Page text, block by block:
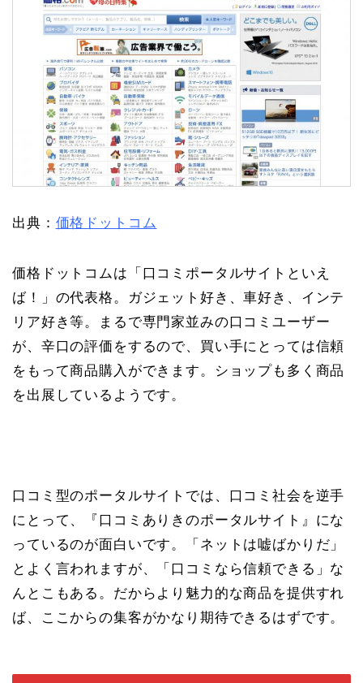
出典： 価格ドットコム
価格ドットコムは「口コミポータルサイトといえ
ば！」の代表格。ガジェット好き、車好き、インテ
リア好き等。まるで専門家並みの口コミユーザー
が、辛口の評価をするので、買い手にとっては信頼
をもって商品購入ができます。ショップも多く商品
を出展しているようです。
口コミ型のポータルサイトでは、口コミ社会を逆手
にとって、『口コミありきのポータルサイト』にな
っているのが面白いです。「ネットは嘘ばかりだ」
とよく言われますが、「口コミなら信頼できる」な
んとこもある。だからより魅力的な商品を提供すれ
ば、ここからの集客がかなり期待できるはずです。